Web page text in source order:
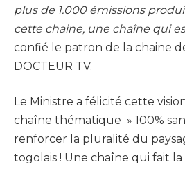
plus de 1.000 émissions
cette chaine, une chaîne qui
confié le patron de la chaine
DOCTEUR TV.
Le Ministre a félicité cette
chaîne thématique » 100%
renforcer la pluralité du
togolais ! Une chaîne qui fait